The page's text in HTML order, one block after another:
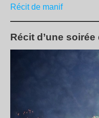
Récit de manif
Récit d’une